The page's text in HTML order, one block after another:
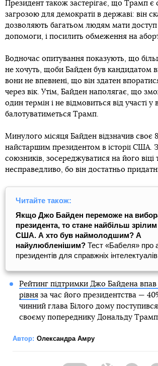
Президент також застерігає, що Трамп є
загрозою для демократії в державі: він
дозволяють багатьом людям мати
допомоги, і посилить обмеження на
Водночас опитування показують, що
не хочуть, щоби Байден був кандидатом
вони не впевнені, що він здатен
через вік. Утім, Байден наполягає, що
один термін і не відмовиться від участі
балотуватиметься Трамп.
Минулого місяця Байден відзначив своє
найстаршим президентом в історії США.
союзників, зосереджуватися на його віці
несправедливо, бо він достатньо
Читайте також:
Якщо Джо Байден переможе на
президента, то стане найбільш
США. А хто був наймолодшим? А
найулюбленішим? Тест «Бабеля» про
президентів для справжніх інтелектуалів
Рейтинг підтримки Джо Байдена
рівняза час його президентства —
чинний глава Білого дому
своєму попереднику Дональду
Автор: Олександра Амру